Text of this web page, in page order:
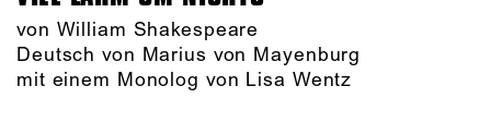
von William Shakespeare
Deutsch von Marius von Mayenburg
mit einem Monolog von Lisa Wentz